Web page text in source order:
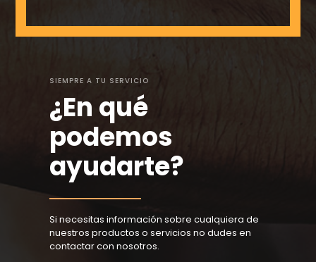
SIEMPRE A TU SERVICIO
¿En qué
podemos
ayudarte?
Si necesitas información sobre cualquiera de
nuestros productos o servicios no dudes en
contactar con nosotros.